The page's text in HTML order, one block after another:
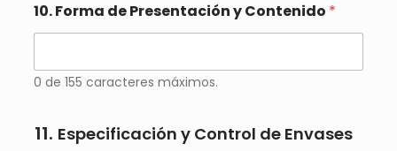
d
e
l
a
r
10. Forma de Presentación y Contenido *
0 de 155 caracteres máximos.
11. Especificación y Control de Envases